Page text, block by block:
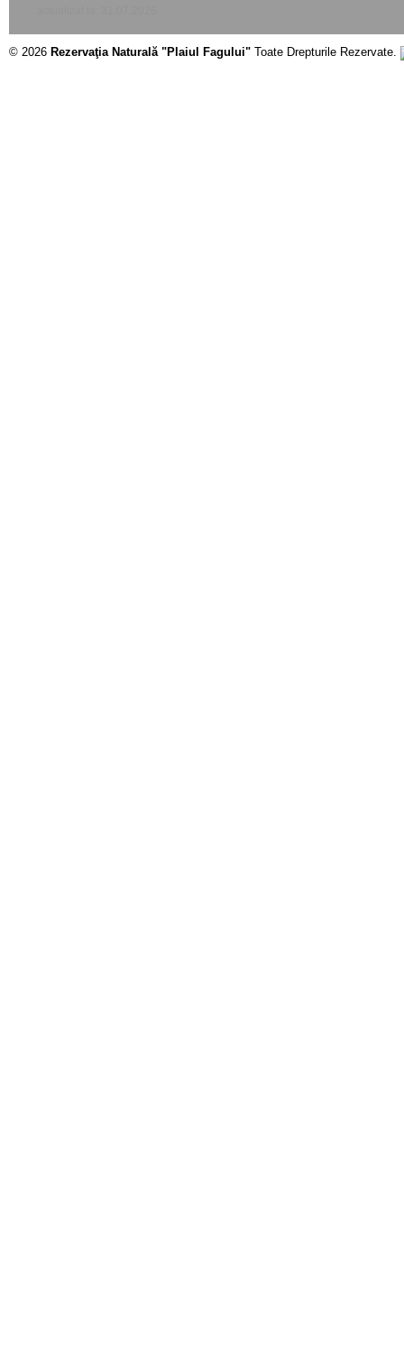
© 2026 Rezervaţia Naturală "Plaiul Fagului" Toate Drepturile Rezervate.